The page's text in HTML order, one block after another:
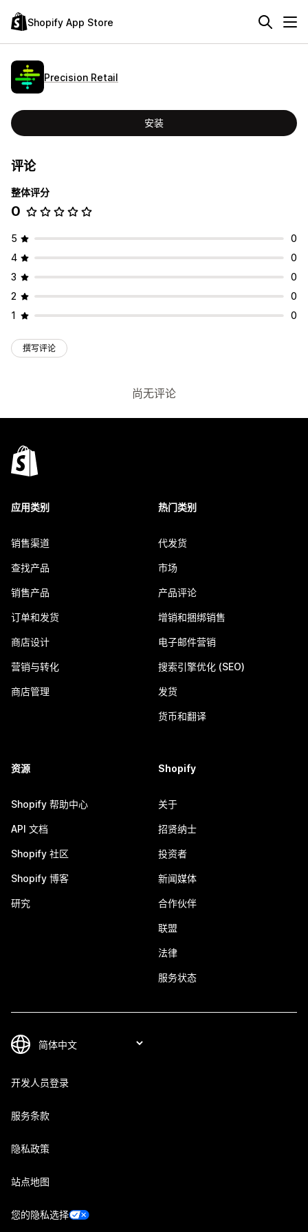
Shopify App Store
Precision Retail
安装
评论
整体评分
0
5
0
4
0
3
0
2
0
1
0
撰写评论
尚无评论
应用类别
销售渠道
查找产品
销售产品
订单和发货
商店设计
营销与转化
商店管理
热门类别
代发货
市场
产品评论
增销和捆绑销售
电子邮件营销
搜索引擎优化 (SEO)
发货
货币和翻译
资源
Shopify 帮助中心
API 文档
Shopify 社区
Shopify 博客
研究
Shopify
关于
招贤纳士
投资者
新闻媒体
合作伙伴
联盟
法律
服务状态
开发人员登录
服务条款
隐私政策
站点地图
您的隐私选择